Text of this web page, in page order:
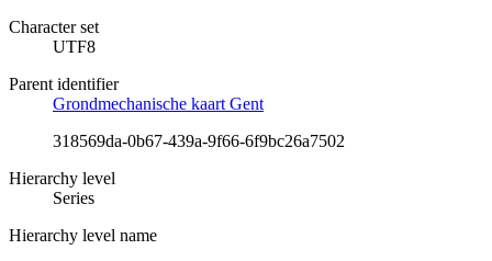
Character set
UTF8
Parent identifier
Grondmechanische kaart Gent
318569da-0b67-439a-9f66-6f9bc26a7502
Hierarchy level
Series
Hierarchy level name